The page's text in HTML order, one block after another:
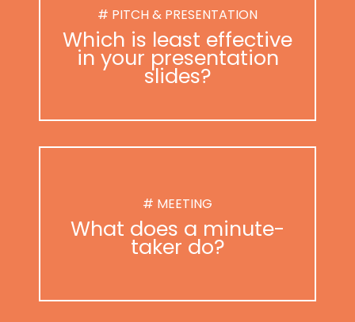
# PITCH & PRESENTATION
Which is least effective
in your presentation
slides?
# MEETING
What does a minute-
taker do?